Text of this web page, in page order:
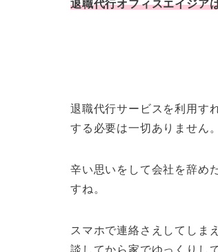
退職代行オフィスエイジア
退職代行サービスを利用す
する必要は一切ありません 。
辛い思いをして会社を辞め
すね。
スマホで連絡さえしてしま
談してから家でゆっくりし